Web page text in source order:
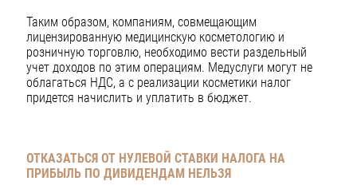
Таким образом, компаниям, совмещающим
лицензированную медицинскую косметологию и
розничную торговлю, необходимо вести раздельный
учет доходов по этим операциям. Медуслуги могут не
облагаться НДС, а с реализации косметики налог
придется начислить и уплатить в бюджет.
ОТКАЗАТЬСЯ ОТ НУЛЕВОЙ СТАВКИ НАЛОГА НА
ПРИБЫЛЬ ПО ДИВИДЕНДАМ НЕЛЬЗЯ